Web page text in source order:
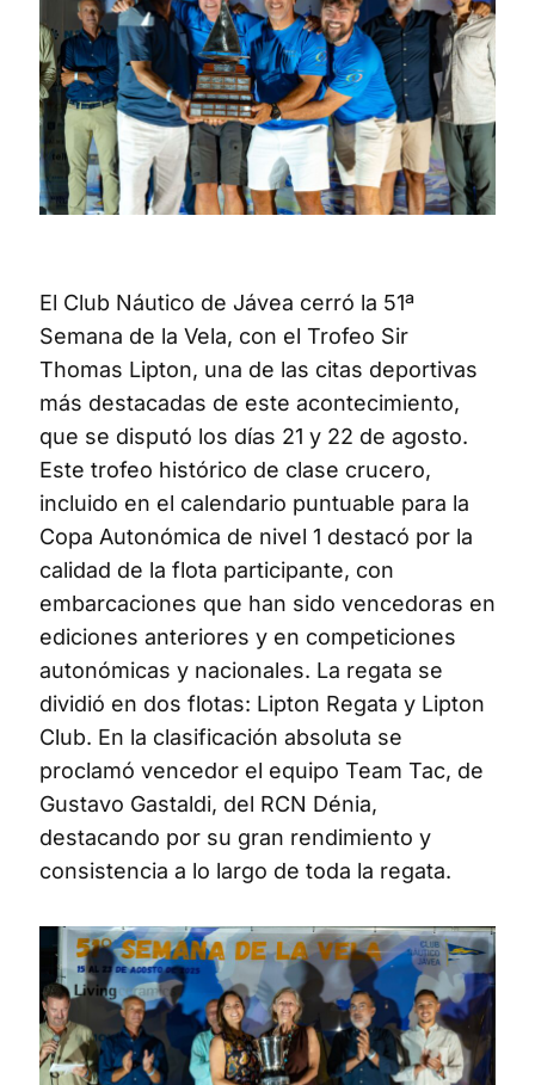
El Club Náutico de Jávea cerró la 51ª
Semana de la Vela, con el Trofeo Sir
Thomas Lipton, una de las citas deportivas
más destacadas de este acontecimiento,
que se disputó los días 21 y 22 de agosto.
Este trofeo histórico de clase crucero,
incluido en el calendario puntuable para la
Copa Autonómica de nivel 1 destacó por la
calidad de la flota participante, con
embarcaciones que han sido vencedoras en
ediciones anteriores y en competiciones
autonómicas y nacionales. La regata se
dividió en dos flotas: Lipton Regata y Lipton
Club. En la clasificación absoluta se
proclamó vencedor el equipo Team Tac, de
Gustavo Gastaldi, del RCN Dénia,
destacando por su gran rendimiento y
consistencia a lo largo de toda la regata.